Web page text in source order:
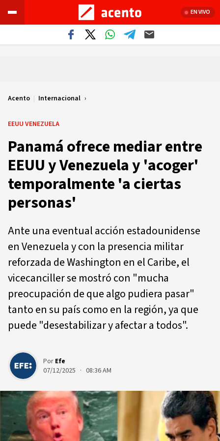
EN VIVO
Acento | Internacional
EEUU VENEZUELA
Panamá ofrece mediar entre
EEUU y Venezuela y 'acoger'
temporalmente 'a ciertas
personas'
Ante una eventual acción estadounidense
en Venezuela y con la presencia militar
reforzada de Washington en el Caribe, el
vicecanciller se mostró con "mucha
preocupación de que algo pudiera pasar"
tanto en su país como en la región, ya que
puede "desestabilizar y afectar a todos".
Por Efe
07/12/2025 · 08:36 AM